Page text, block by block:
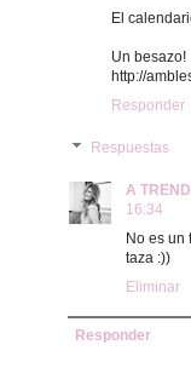
El
Un besazo!
http://
Responder
Respuestas
A
16:34
No es un
taza :))
Eliminar
Responder